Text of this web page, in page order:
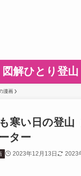
図解ひとり登山
漫画
寒い日の登山
ター
2023年12月13日 2023